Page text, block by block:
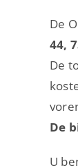
De
44,
De
De
U